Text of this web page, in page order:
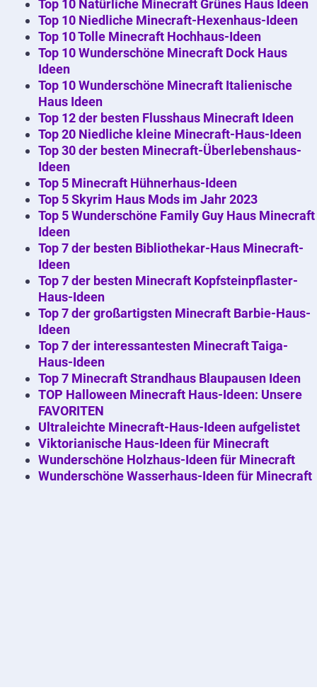
Top 10 Natürliche Minecraft Grünes Haus Ideen
Top 10 Niedliche Minecraft-Hexenhaus-Ideen
Top 10 Tolle Minecraft Hochhaus-Ideen
Top 10 Wunderschöne Minecraft Dock Haus
Ideen
Top 10 Wunderschöne Minecraft Italienische
Haus Ideen
Top 12 der besten Flusshaus Minecraft Ideen
Top 20 Niedliche kleine Minecraft-Haus-Ideen
Top 30 der besten Minecraft-Überlebenshaus-
Ideen
Top 5 Minecraft Hühnerhaus-Ideen
Top 5 Skyrim Haus Mods im Jahr 2023
Top 5 Wunderschöne Family Guy Haus Minecraft
Ideen
Top 7 der besten Bibliothekar-Haus Minecraft-
Ideen
Top 7 der besten Minecraft Kopfsteinpflaster-
Haus-Ideen
Top 7 der großartigsten Minecraft Barbie-Haus-
Ideen
Top 7 der interessantesten Minecraft Taiga-
Haus-Ideen
Top 7 Minecraft Strandhaus Blaupausen Ideen
TOP Halloween Minecraft Haus-Ideen: Unsere
FAVORITEN
Ultraleichte Minecraft-Haus-Ideen aufgelistet
Viktorianische Haus-Ideen für Minecraft
Wunderschöne Holzhaus-Ideen für Minecraft
Wunderschöne Wasserhaus-Ideen für Minecraft